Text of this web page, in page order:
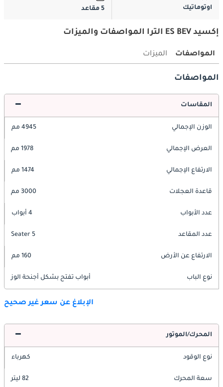
اوتوماتيك
5 مقاعد
إكسيد ES BEV الترا المواصفات والميزات
المواصفات الميزات
المواصفات
المقاسات
الوزن الإجمالي 4945 مم
العرض الإجمالي 1978 مم
الارتفاع الإجمالي 1474 مم
قاعدة العجلات 3000 مم
عدد الأبواب 4 أبواب
عدد المقاعد 5 Seater
الارتفاع عن الأرض 160 مم
نوع الباب أبواب تفتح بشكل أجنحة الوز
الإبلاغ عن سعر غير صحيح
المحرك/الموتور
نوع الوقود كهرباء
سعة المحرك 82 ليتر